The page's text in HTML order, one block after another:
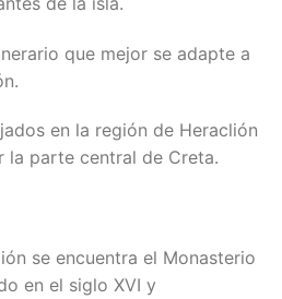
que mejor se adapte a
en la región de Heraclión
la parte central de Creta.
se encuentra el Monasterio
en el siglo XVI y